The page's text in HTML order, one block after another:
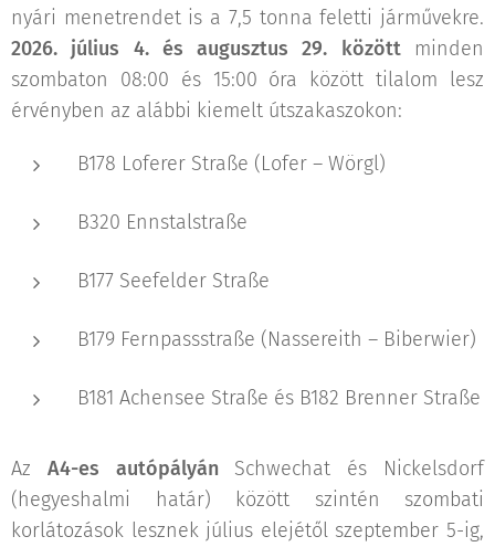
nyári menetrendet is a 7,5 tonna feletti járművekre.
2026. július 4. és augusztus 29. közöttminden
szombaton 08:00 és 15:00 óra között tilalom lesz
érvényben az alábbi kiemelt útszakaszokon:
B178 Loferer Straße (Lofer – Wörgl)
B320 Ennstalstraße
B177 Seefelder Straße
B179 Fernpassstraße (Nassereith – Biberwier)
B181 Achensee Straße és B182 Brenner Straße
Az A4-es autópályánSchwechat és Nickelsdorf
(hegyeshalmi határ) között szintén szombati
korlátozások lesznek július elejétől szeptember 5-ig,